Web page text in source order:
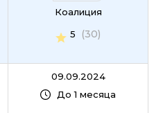
Коалиция
5
(30)
09.09.2024
До 1 месяца